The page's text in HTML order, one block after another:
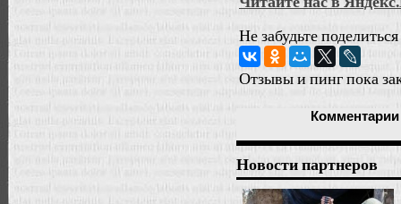
Не забудьте
Отзывы и пинг пока
Комментарии
Новости партнеров